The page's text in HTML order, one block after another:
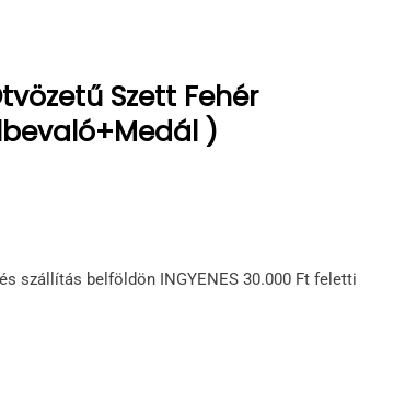
Szett Fehér
)
szállítás belföldön INGYENES 30.000 Ft feletti